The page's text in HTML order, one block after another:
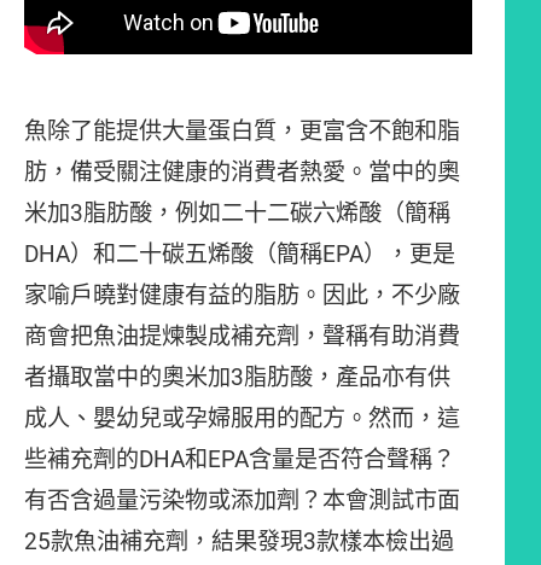
魚除了能提供大量蛋白質，更富含不飽和脂
肪，備受關注健康的消費者熱愛。當中的奧
米加3脂肪酸，例如二十二碳六烯酸（簡稱
DHA）和二十碳五烯酸（簡稱EPA），更是
家喻戶曉對健康有益的脂肪。因此，不少廠
商會把魚油提煉製成補充劑，聲稱有助消費
者攝取當中的奧米加3脂肪酸，產品亦有供
成人、嬰幼兒或孕婦服用的配方。然而，這
些補充劑的DHA和EPA含量是否符合聲稱？
有否含過量污染物或添加劑？本會測試市面
25款魚油補充劑，結果發現3款樣本檢出過